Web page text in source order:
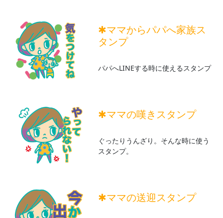
✱ママからパパへ家族ス
タンプ
パパへLINEする時に使えるスタンプ
✱ママの嘆きスタンプ
ぐったりうんざり。そんな時に使う
スタンプ。
✱ママの送迎スタンプ